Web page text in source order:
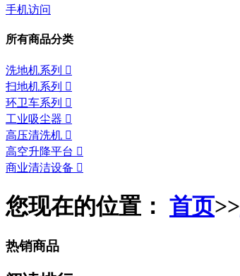
手机访问
所有商品分类
洗地机系列 
扫地机系列 
环卫车系列 
工业吸尘器 
高压清洗机 
高空升降平台 
商业清洁设备 
您现在的位置： 首页>>
热销商品